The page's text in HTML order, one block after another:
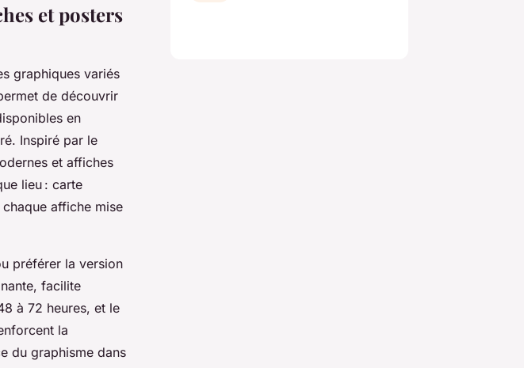
et posters
graphiques variés
de découvrir
en
Inspiré par le
et affiches
lieu : carte
affiche mise
préférer la version
facilite
à 72 heures, et le
la
du graphisme dans